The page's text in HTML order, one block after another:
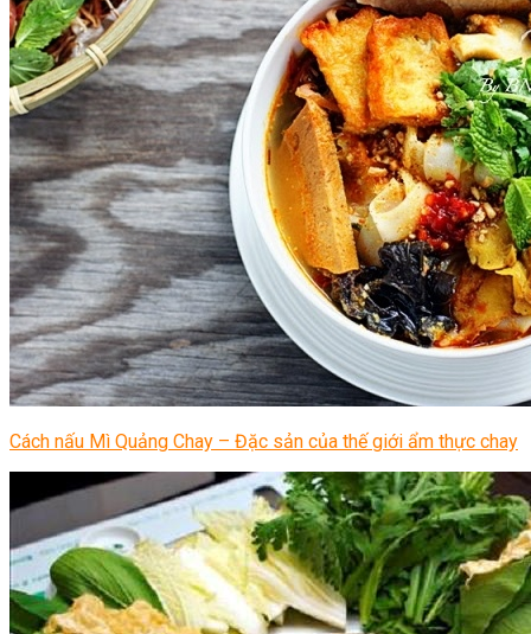
Cách nấu Mì Quảng Chay – Đặc sản của thế giới ẩm thực chay